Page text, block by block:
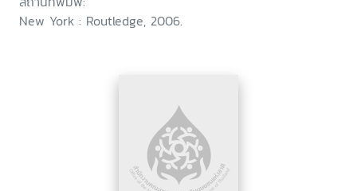
New York : Routledge, 2006.